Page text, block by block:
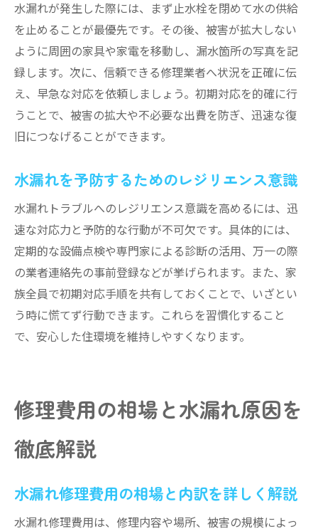
水漏れが発生した際には、まず止水栓を閉めて水の供給
を止めることが最優先です。その後、被害が拡大しない
ように周囲の家具や家電を移動し、漏水箇所の写真を記
録します。次に、信頼できる修理業者へ状況を正確に伝
え、早急な対応を依頼しましょう。初期対応を的確に行
うことで、被害の拡大や不必要な出費を防ぎ、迅速な復
旧につなげることができます。
水漏れを予防するためのレジリエンス意識
水漏れトラブルへのレジリエンス意識を高めるには、迅
速な対応力と予防的な行動が不可欠です。具体的には、
定期的な設備点検や専門家による診断の活用、万一の際
の業者連絡先の事前登録などが挙げられます。また、家
族全員で初期対応手順を共有しておくことで、いざとい
う時に慌てず行動できます。これらを習慣化すること
で、安心した住環境を維持しやすくなります。
修理費用の相場と水漏れ原因を
徹底解説
水漏れ修理費用の相場と内訳を詳しく解説
水漏れ修理費用は、修理内容や場所、被害の規模によっ